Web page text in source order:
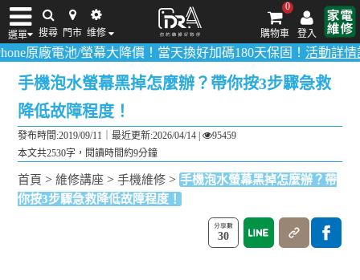
選單 搜尋 門市 维修 登入
0
購物車
iPhone維修/價格 筆電維修/價格 Android手機維修/價格 MacBook維修/價
池/螢幕大降價！當天換好加碼180天保固！活動詳情請點我！
手機泡水螢幕黑掉怎麼辦？帶你按3步驟急救
降低故障程度！
發布時間:2019/09/11｜最近更新:2026/04/14 |
95459
本文共2530字，閱讀時間約9分鐘
首頁 >維修講座 >手機維修 > 手機泡水螢幕黑掉怎麼辦？帶
你按3步驟急救降低故障程度！
30